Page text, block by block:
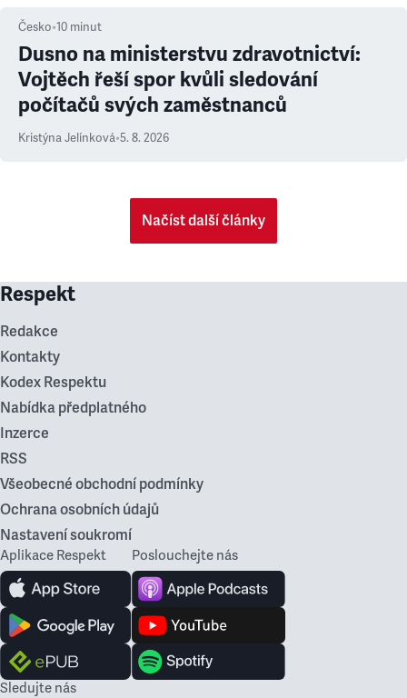
Česko•10 minut
Dusno na ministerstvu zdravotnictví:
Vojtěch řeší spor kvůli sledování
počítačů svých zaměstnanců
Kristýna Jelínková•5. 8. 2026
Načíst další články
Respekt
Redakce
Kontakty
Kodex Respektu
Nabídka předplatného
Inzerce
RSS
Všeobecné obchodní podmínky
Ochrana osobních údajů
Nastavení soukromí
Aplikace Respekt Poslouchejte nás
Sledujte nás